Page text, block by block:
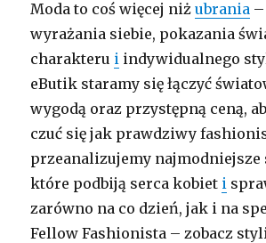
Moda to coś więcej niżubrania
wyrażania siebie, pokazania
charakteru i indywidualnego
eButik staramy się łączyć
wygodą oraz przystępną ceną,
czuć się jak prawdziwy
przeanalizujemy najmodniejsze
które podbiją serca kobiet i
zarówno na co dzień, jak i na
Fellow Fashionista – zobacz